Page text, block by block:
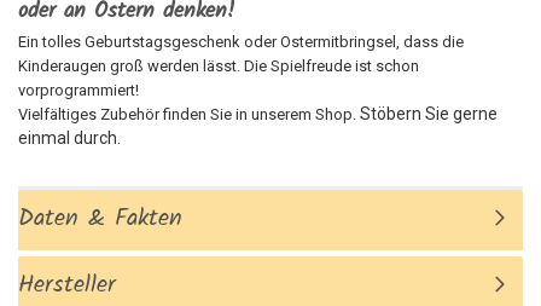
oder an Ostern denken!
Ein tolles Geburtstagsgeschenk oder Ostermitbringsel, dass die
Kinderaugen groß werden lässt. Die Spielfreude ist schon
vorprogrammiert!
Vielfältiges Zubehör finden Sie in unserem Shop. Stöbern Sie gerne
einmal durch.
Daten & Fakten
Hersteller